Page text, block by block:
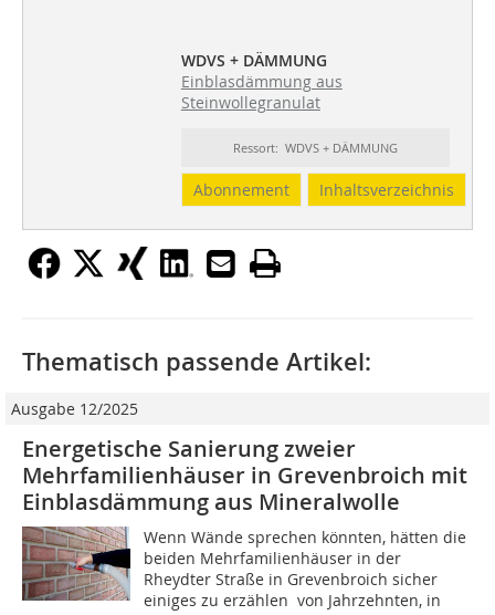
WDVS + DÄMMUNG
Einblasdämmung aus
Steinwollegranulat
Ressort: WDVS + DÄMMUNG
Abonnement Inhaltsverzeichnis
Thematisch passende Artikel:
Ausgabe 12/2025
Energetische Sanierung zweier
Mehrfamilienhäuser in Grevenbroich mit
Einblasdämmung aus Mineralwolle
Wenn Wände sprechen könnten, hätten die
beiden Mehrfamilienhäuser in der
Rheydter Straße in Grevenbroich sicher
einiges zu erzählen  von Jahrzehnten, in